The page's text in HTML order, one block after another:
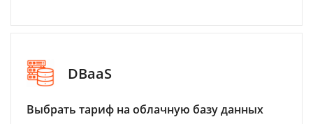
DBaaS
Выбрать тариф на облачную базу данных